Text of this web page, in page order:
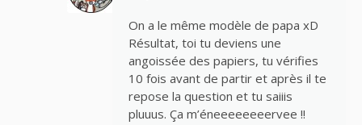
On a le même modèle de papa xD
Résultat, toi tu deviens une
angoissée des papiers, tu vérifies
10 fois avant de partir et après il te
repose la question et tu saiiis
pluuus. Ça m’éneeeeeeeervee !!